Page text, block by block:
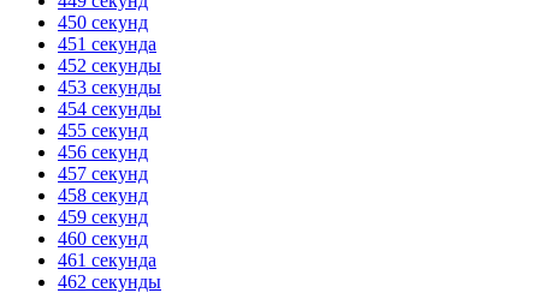
450 секунд
451 секунда
452 секунды
453 секунды
454 секунды
455 секунд
456 секунд
457 секунд
458 секунд
459 секунд
460 секунд
461 секунда
462 секунды